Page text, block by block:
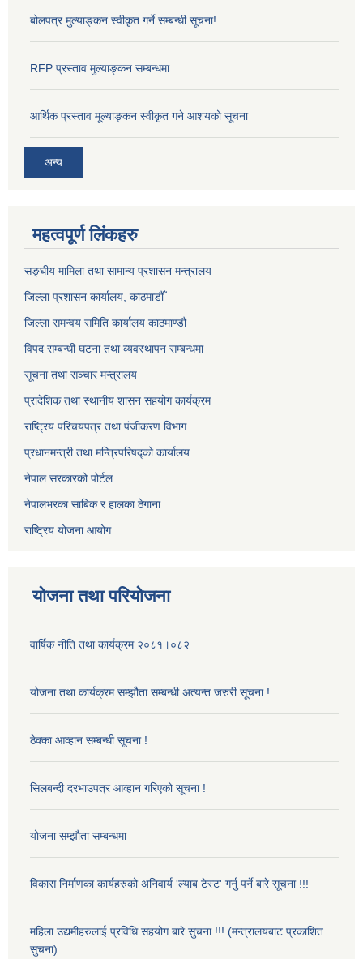
बोलपत्र मुल्याङ्कन स्वीकृत गर्ने सम्बन्धी सूचना!
RFP प्रस्ताव मुल्याङ्कन सम्बन्धमा
आर्थिक प्रस्ताव मूल्याङ्कन स्वीकृत गने आशयको सूचना
अन्य
महत्वपूर्ण लिंकहरु
सङ्‍घीय मामिला तथा सामान्य प्रशासन मन्त्रालय
जिल्ला प्रशासन कार्यालय, काठमाडौँ
जिल्ला समन्वय समिति कार्यालय काठमाण्ड‌ौ
विपद सम्बन्धी घटना तथा व्यवस्थापन सम्बन्धमा
सूचना तथा सञ्चार मन्त्रालय
प्रादेशिक तथा स्थानीय शासन सहयोग कार्यक्रम
राष्ट्रिय परिचयपत्र तथा पंजीकरण विभाग
प्रधानमन्त्री तथा मन्त्रिपरिषद्को कार्यालय
नेपाल सरकारको पोर्टल
नेपालभरका साबिक र हालका ठेगाना
राष्ट्रिय योजना आयोग
योजना तथा परियोजना
वार्षिक नीति तथा कार्यक्रम २०८१।०८२
योजना तथा कार्यक्रम सम्झौता सम्बन्धी अत्यन्त जरुरी सूचना !
ठेक्का आव्हान सम्बन्धी सूचना !
सिलबन्दी दरभाउपत्र आव्हान गरिएको सूचना !
योजना सम्झौता सम्बन्धमा
विकास निर्माणका कार्यहरुको अनिवार्य 'ल्याब टेस्ट' गर्नु पर्ने बारे सूचना !!!
महिला उद्यमीहरुलाई प्रविधि सहयोग बारे सुचना !!! (मन्त्रालयबाट प्रकाशित
सुचना)